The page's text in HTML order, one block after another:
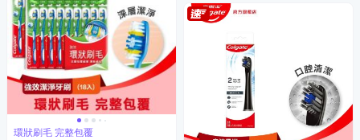
環狀刷毛 完整包覆